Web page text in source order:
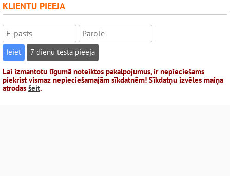
KLIENTU PIEEJA
7 dienu testa pieeja
Lai izmantotu līgumā noteiktos pakalpojumus, ir nepieciešams
piekrist vismaz nepieciešamajām sīkdatnēm! Sīkdatņu izvēles maiņa
atrodas šeit.